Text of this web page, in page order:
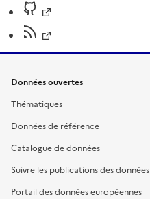
Données ouvertes
Thématiques
Données de référence
Catalogue de données
Suivre les publications des données
Portail des données européennes